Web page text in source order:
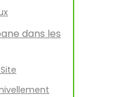
dans les